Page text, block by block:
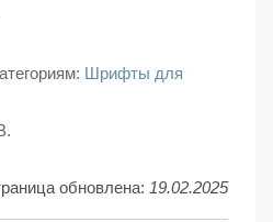
Шрифты для
обновлена: 19.02.2025